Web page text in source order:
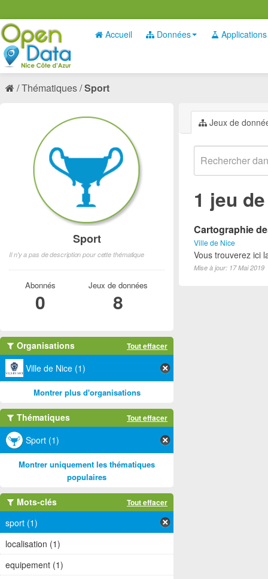
Accueil Données Applications
Thématiques Sport
Jeux de
1 jeu
Cartographie
Ville de Nice
Vous trouverez ici
Mise à jour: 17 Mai 2019
Sport
Il n'y a pas de description pour cette thématique
Abonnés
0
Jeux de données
8
Organisations Tout effacer
Ville de Nice (1)
Montrer plus d'organisations
Thématiques Tout effacer
Sport (1)
Montrer uniquement les thématiques
populaires
Mots-clés Tout effacer
sport (1)
localisation (1)
equipement (1)